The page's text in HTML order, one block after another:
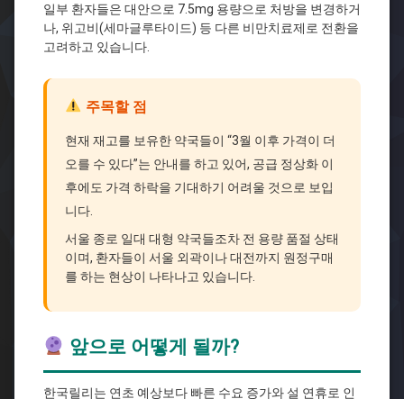
일부 환자들은 대안으로 7.5mg 용량으로 처방을 변경하거
나, 위고비(세마글루타이드) 등 다른 비만치료제로 전환을
고려하고 있습니다.
주목할 점
현재 재고를 보유한 약국들이 “3월 이후 가격이 더
오를 수 있다”는 안내를 하고 있어, 공급 정상화 이
후에도 가격 하락을 기대하기 어려울 것으로 보입
니다.
서울 종로 일대 대형 약국들조차 전 용량 품절 상태
이며, 환자들이 서울 외곽이나 대전까지 원정구매
를 하는 현상이 나타나고 있습니다.
앞으로 어떻게 될까?
한국릴리는 연초 예상보다 빠른 수요 증가와 설 연휴로 인